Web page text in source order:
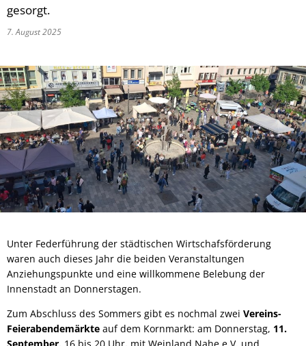
gesorgt.
7. August 2025
Unter Federführung der städtischen Wirtschafsförderung
waren auch dieses Jahr die beiden Veranstaltungen
Anziehungspunkte und eine willkommene Belebung der
Innenstadt an Donnerstagen.
Zum Abschluss des Sommers gibt es nochmal zwei Vereins-
Feierabendemärkte auf dem Kornmarkt: am Donnerstag, 11.
September, 16 bis 20 Uhr, mit Weinland Nahe e.V. und